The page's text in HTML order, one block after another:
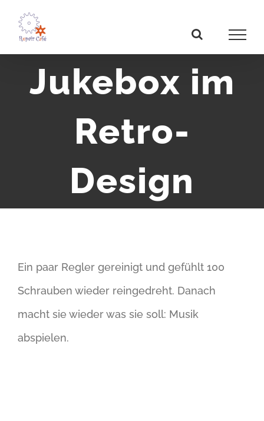
Inhalt
springen
Jukebox im
Retro-
Design
Ein paar Regler gereinigt und gefühlt 100
Schrauben wieder reingedreht. Danach
macht sie wieder was sie soll: Musik
abspielen.